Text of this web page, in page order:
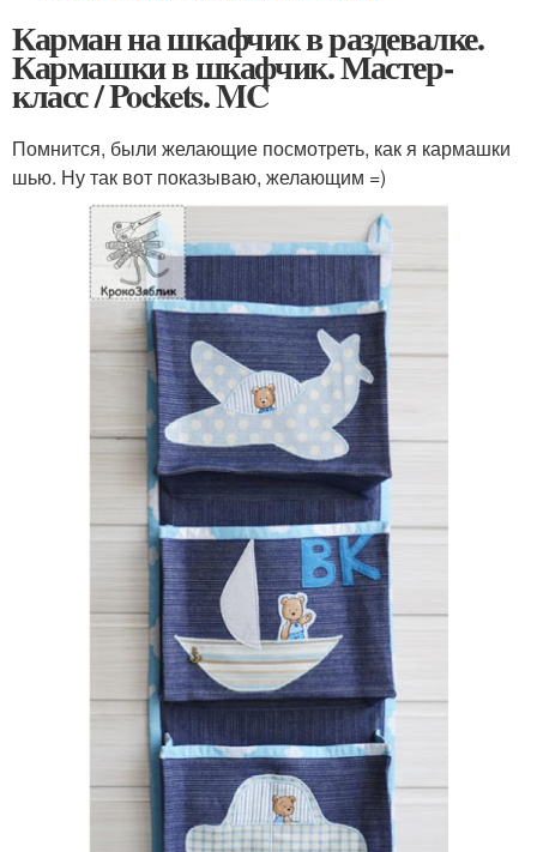
Карман на шкафчик в раздевалке.
Кармашки в шкафчик. Мастер-
класс / Pockets. MC
Помнится, были желающие посмотреть, как я кармашки
шью. Ну так вот показываю, желающим =)